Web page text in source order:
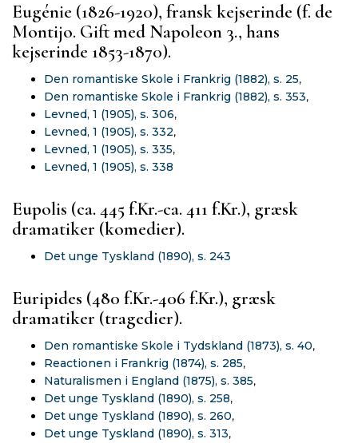
Eugénie (1826-1920), fransk kejserinde (f. de
Montijo. Gift med Napoleon 3., hans
kejserinde 1853-1870).
Den romantiske Skole i Frankrig (1882), s. 25,
Den romantiske Skole i Frankrig (1882), s. 353,
Levned, 1 (1905), s. 306,
Levned, 1 (1905), s. 332,
Levned, 1 (1905), s. 335,
Levned, 1 (1905), s. 338
Eupolis (ca. 445 f.Kr.-ca. 411 f.Kr.), græsk
dramatiker (komedier).
Det unge Tyskland (1890), s. 243
Euripides (480 f.Kr.-406 f.Kr.), græsk
dramatiker (tragedier).
Den romantiske Skole i Tydskland (1873), s. 40,
Reactionen i Frankrig (1874), s. 285,
Naturalismen i England (1875), s. 385,
Det unge Tyskland (1890), s. 258,
Det unge Tyskland (1890), s. 260,
Det unge Tyskland (1890), s. 313,